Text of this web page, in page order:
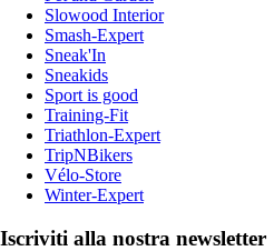
Slowood Interior
Smash-Expert
Sneak'In
Sneakids
Sport is good
Training-Fit
Triathlon-Expert
TripNBikers
Vélo-Store
Winter-Expert
Iscriviti alla nostra newsletter